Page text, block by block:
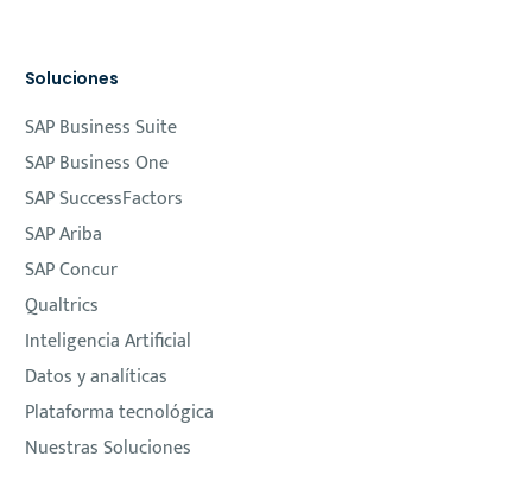
Soluciones
SAP Business Suite
SAP Business One
SAP SuccessFactors
SAP Ariba
SAP Concur
Qualtrics
Inteligencia Artificial
Datos y analíticas
Plataforma tecnológica
Nuestras Soluciones